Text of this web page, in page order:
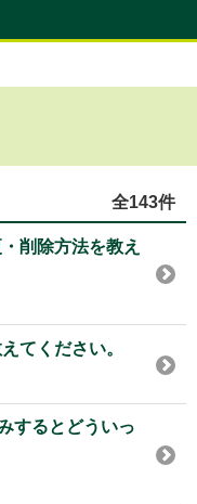
全143件
削除方法を教え
てください。
するとどういっ